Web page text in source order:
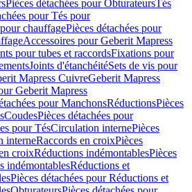
Pièces détachées pour ObturateursTés
pour Tés pour
chauffagePièces détachées pour
Accessoires pour Geberit Mapress
pour tubes et raccordsFixations pour
Joints d'étanchéitéSets de vis pour
Mapress CuivreGeberit Mapress
Geberit Mapress
pour ManchonsRéductionsPièces
CoudesPièces détachées pour
pour TésCirculation internePièces
interneRaccords en croixPièces
croixRéductions indémontablesPièces
indémontablesRéductions et
Pièces détachées pour Réductions et